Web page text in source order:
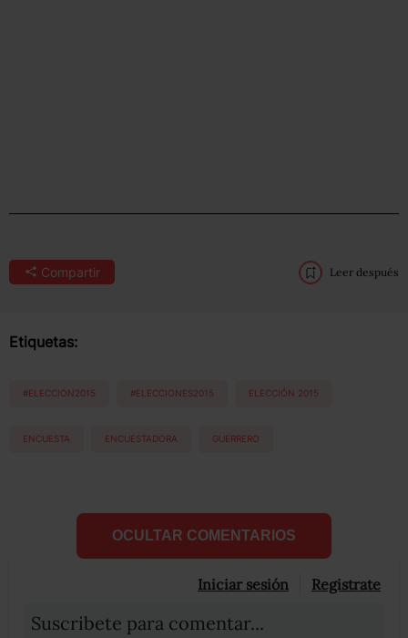
Compartir Leer después
Etiquetas:
#ELECCION2015 #ELECCIONES2015 ELECCIÓN 2015
ENCUESTA ENCUESTADORA GUERRERO
OCULTAR COMENTARIOS
Iniciar sesión Registrate
Suscribete para comentar...